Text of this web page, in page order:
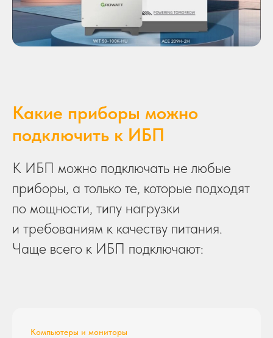
Какие приборы можно
подключить к ИБП
К ИБП можно подключать не любые
приборы, а только те, которые подходят
по мощности, типу нагрузки
и требованиям к качеству питания.
Чаще всего к ИБП подключают:
Компьютеры и мониторы